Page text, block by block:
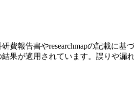
費報告書やresearchmapの記載に基
果が適用されています。誤りや漏